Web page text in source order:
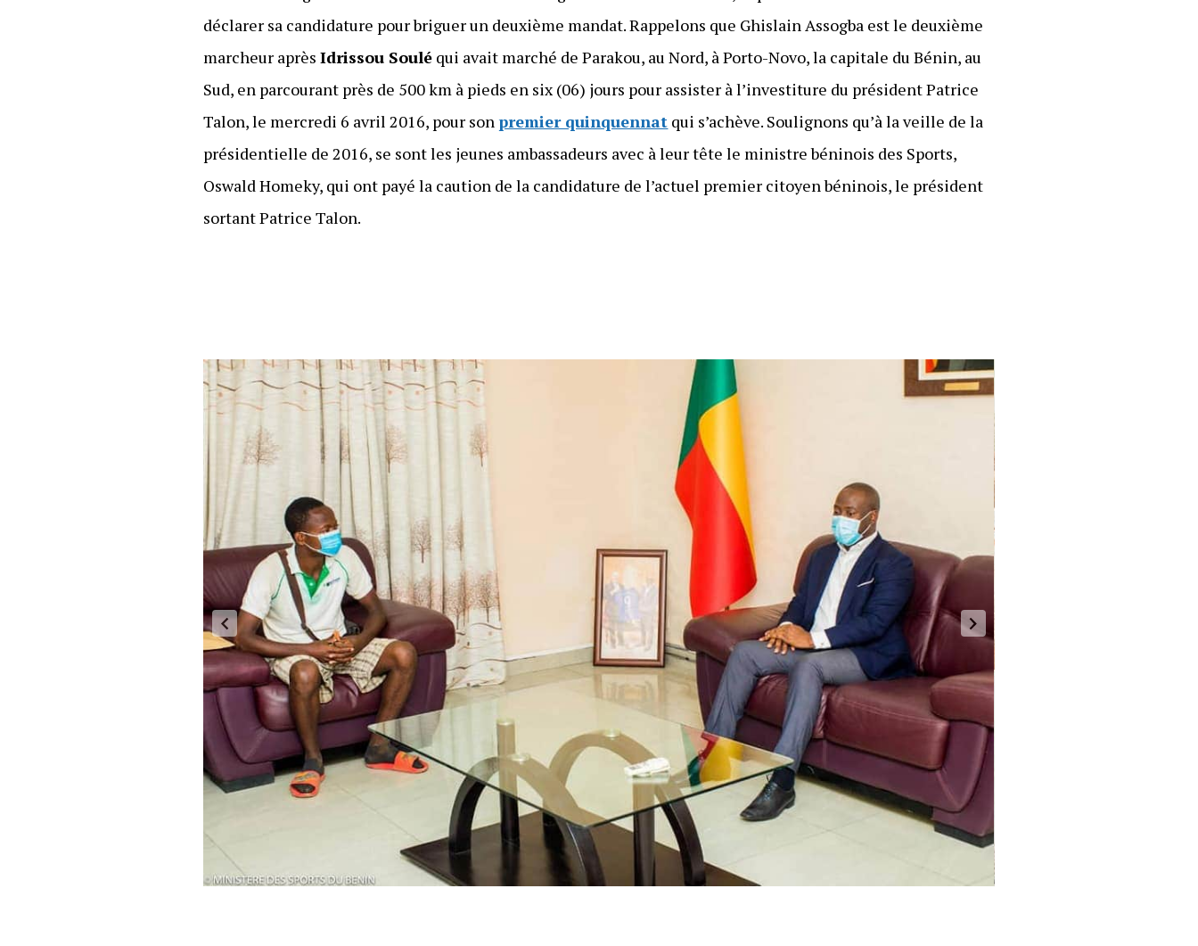
déclarer sa candidature pour briguer un deuxième mandat. Rappelons que Ghislain Assogba est le deuxième
marcheur aprèsIdrissou Soulé qui avait marché de Parakou, au Nord, à Porto-Novo, la capitale du Bénin, au
Sud, en parcourant près de 500 km à pieds en six (06) jours pour assister à l’investiture du président Patrice
Talon, le mercredi 6 avril 2016, pour son premier quinquennat qui s’achève. Soulignons qu’à la veille de la
présidentielle de 2016, se sont les jeunes ambassadeurs avec à leur tête le ministre béninois des Sports,
Oswald Homeky, qui ont payé la caution de la candidature de l’actuel premier citoyen béninois, le président
sortant Patrice Talon.